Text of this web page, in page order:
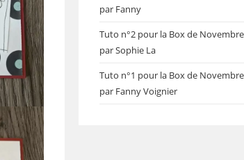
par Fanny
Tuto n°2 pour la Box de
par Sophie La
Tuto n°1 pour la Box de
par Fanny Voignier